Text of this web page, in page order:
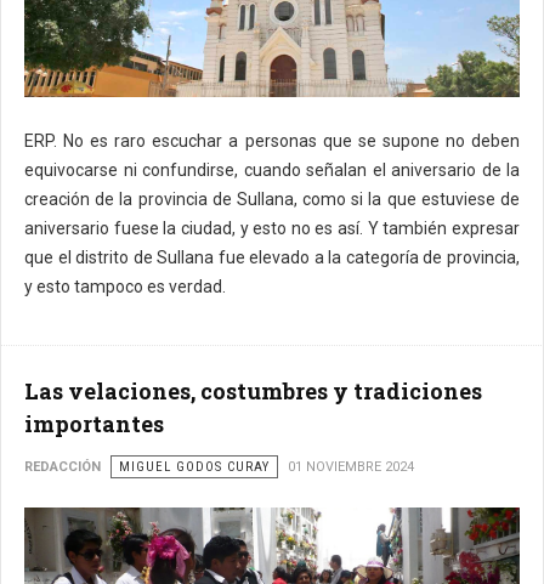
ERP. No es raro escuchar a personas que se supone no deben
equivocarse ni confundirse, cuando señalan el aniversario de la
creación de la provincia de Sullana, como si la que estuviese de
aniversario fuese la ciudad, y esto no es así. Y también expresar
que el distrito de Sullana fue elevado a la categoría de provincia,
y esto tampoco es verdad.
Las velaciones, costumbres y tradiciones
importantes
REDACCIÓN MIGUEL GODOS CURAY 01 NOVIEMBRE 2024